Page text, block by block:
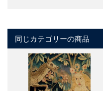
同じカテゴリーの商品